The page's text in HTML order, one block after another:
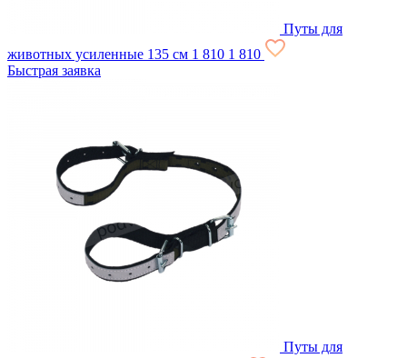
Путы для
животных усиленные 135 см 1 810 1 810
Быстрая заявка
Путы для